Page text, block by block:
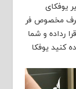
یوفکای
مخصوص فر
رداده و شما
کنید یوفکا